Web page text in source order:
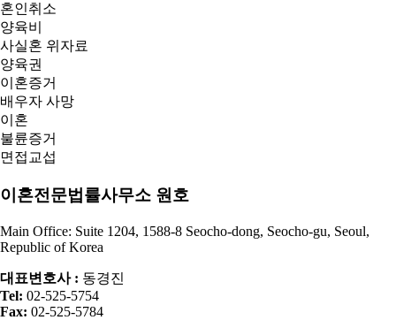
혼인취소
양육비
사실혼 위자료
양육권
이혼증거
배우자 사망
이혼
불륜증거
면접교섭
이혼전문법률사무소 원호
Main Office: Suite 1204, 1588-8 Seocho-dong, Seocho-gu, Seoul,
Republic of Korea
대표변호사 : 동경진
Tel: 02-525-5754
Fax: 02-525-5784